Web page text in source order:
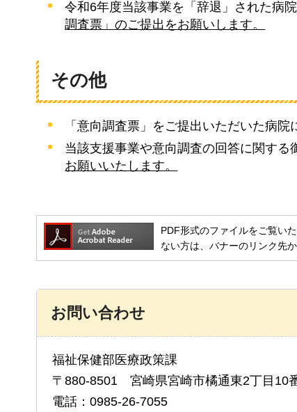
令和6年度当該事業を「辞退」された病
調査票」のご提出をお願いします。
その他
「意向調査票」をご提出いただいた病
当該支援事業や意向調査の回答に関する
お願いいたします。
PDF形式のファイルをご覧い
ない方は、バナーのリンク先
お問い合わせ
福祉保健部医療政策課
〒880-8501 宮崎県宮崎市橘通東2丁目10
電話：0985-26-7055